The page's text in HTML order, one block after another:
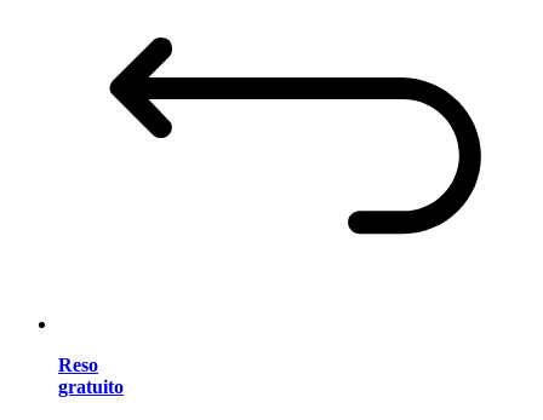
Reso
gratuito